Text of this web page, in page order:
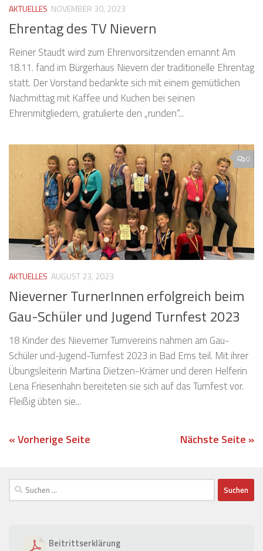
AKTUELLES NOVEMBER 30, 2023
Ehrentag des TV Nievern
Reiner Staudt wird zum Ehrenvorsitzenden ernannt Am
18.11. fand im Bürgerhaus Nievern der traditionelle Ehrentag
statt. Der Vorstand bedankte sich mit einem gemütlichen
Nachmittag mit Kaffee und Kuchen bei seinen
Ehrenmitgliedern, gratulierte den „runden“...
0
AKTUELLES AUGUST 23, 2023
Nieverner TurnerInnen erfolgreich beim
Gau-Schüler und Jugend Turnfest 2023
18 Kinder des Nieverner Turnvereins nahmen am Gau-
Schüler und-Jugend-Turnfest 2023 in Bad Ems teil. Mit ihrer
Übungsleiterin Martina Dietzen-Krämer und deren Helferin
Lena Friesenhahn bereiteten sie sich auf das Turnfest vor.
Fleißig übten sie...
« Vorherige Seite Nächste Seite »
Suchen
nach:
Beitrittserklärung